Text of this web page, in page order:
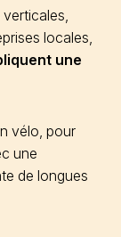
locales,
une
vélo, pour
une
de longues